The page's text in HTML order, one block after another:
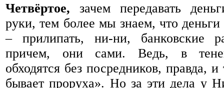
Четвёртое, зачем передавать
руки, тем более мы знаем, что
– прилипать, ни-ни, банковские
причем, они сами. Ведь, в
обходятся без посредников, правда,
бывает проруха». Но за эти дела у